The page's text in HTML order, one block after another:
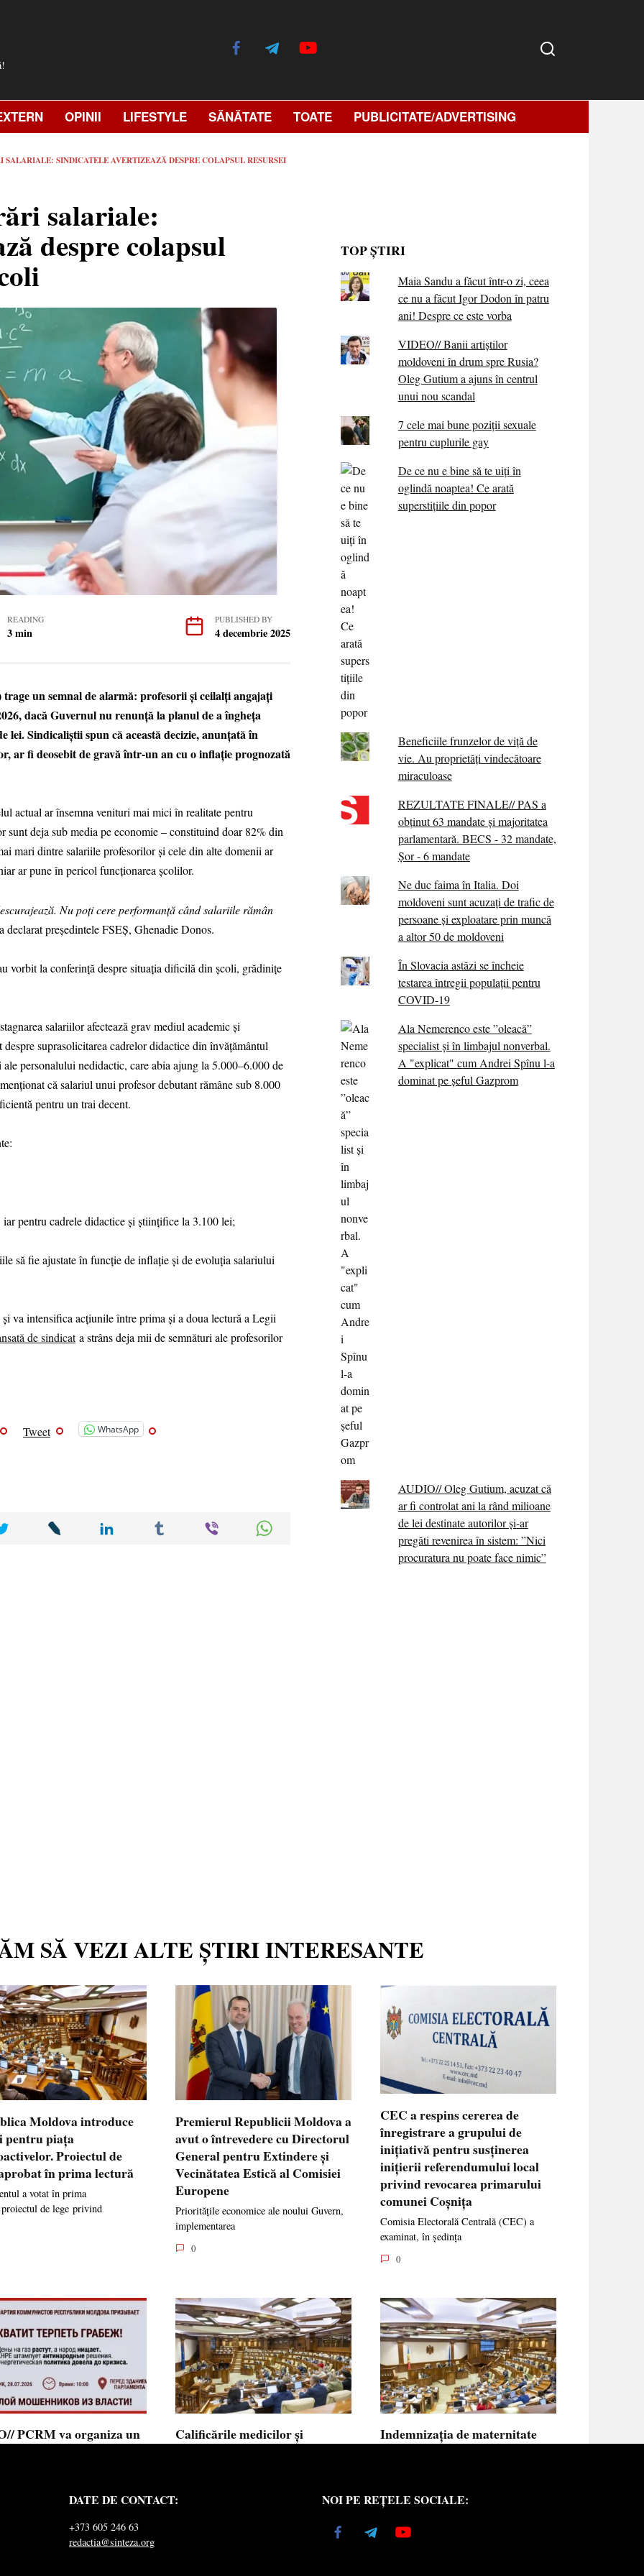
OPINII LIFESTYLE SĂNĂTATE TOATE PUBLICITATE/ADVERTISING
SINDICATELE AVERTIZEAZĂ DESPRE COLAPSUL RESURSEI
salariale:
despre colapsul
READING
3 min
PUBLISHED BY
4 decembrie 2025
un semnal de alarmă: profesorii și ceilalți angajați
dacă Guvernul nu renunță la planul de a îngheța
lei. Sindicaliștii spun că această decizie, anunțată în
ar fi deosebit de gravă într-un an cu o inflație prognozată
actual ar însemna venituri mai mici în realitate pentru
deja sub media pe economie – constituind doar 82% din
mari dintre salariile profesorilor și cele din alte domenii ar
ar pune în pericol funcționarea școlilor.
Nu poți cere performanță când salariile rămân
declarat președintele FSEȘ, Ghenadie Donos.
vorbit la conferință despre situația dificilă din școli, grădinițe
salariilor afectează grav mediul academic și
suprasolicitarea cadrelor didactice din învățământul
personalului nedidactic, care abia ajung la 5.000–6.000 de
că salariul unui profesor debutant rămâne sub 8.000
pentru un trai decent.
pentru cadrele didactice și științifice la 3.100 lei;
să fie ajustate în funcție de inflație și de evoluția salariului
va intensifica acțiunile între prima și a doua lectură a Legii
de sindicata strâns deja mii de semnături ale profesorilor
Tweet WhatsApp
TOP ȘTIRI
Maia Sandu a făcut într-o zi, ceea
ce nu a făcut Igor Dodon în patru
ani! Despre ce este vorba
VIDEO// Banii artiștilor
moldoveni în drum spre Rusia?
Oleg Gutium a ajuns în centrul
unui nou scandal
7 cele mai bune poziții sexuale
pentru cuplurile gay
De ce nu e bine să te uiți în
oglindă noaptea! Ce arată
superstițiile din popor
Beneficiile frunzelor de viță de
vie. Au proprietăţi vindecătoare
miraculoase
REZULTATE FINALE// PAS a
obținut 63 mandate și majoritatea
parlamentară. BECS - 32 mandate,
Șor - 6 mandate
Ne duc faima în Italia. Doi
moldoveni sunt acuzați de trafic de
persoane și exploatare prin muncă
a altor 50 de moldoveni
În Slovacia astăzi se încheie
testarea întregii populații pentru
COVID-19
Ala Nemerenco este ”oleacă”
specialist și în limbajul nonverbal.
A "explicat" cum Andrei Spînu l-a
dominat pe șeful Gazprom
AUDIO// Oleg Gutium, acuzat că
ar fi controlat ani la rând milioane
de lei destinate autorilor și-ar
pregăti revenirea în sistem: ”Nici
procuratura nu poate face nimic”
SĂ VEZI ALTE ȘTIRI INTERESANTE
Moldova introduce
pentru piața
Proiectul de
în prima lectură
a votat în prima
de lege privind
Premierul Republicii Moldova a
avut o întrevedere cu Directorul
General pentru Extindere și
Vecinătatea Estică al Comisiei
Europene
Prioritățile economice ale noului Guvern,
implementarea
0
CEC a respins cererea de
înregistrare a grupului de
inițiativă pentru susținerea
inițierii referendumului local
privind revocarea primarului
comunei Coșnița
Comisia Electorală Centrală (CEC) a
examinat, în ședința
0
PCRM va organiza un
Comuniștilor din Republica
Calificările medicilor și
Calificările profesionale obținute de medici
Indemnizația de maternitate
copilului
Indemnizația de maternitate pentru femeile
necăsătorite
DATE DE CONTACT:
+373 605 246 63
redactia@sinteza.org
NOI PE REȚELE SOCIALE: